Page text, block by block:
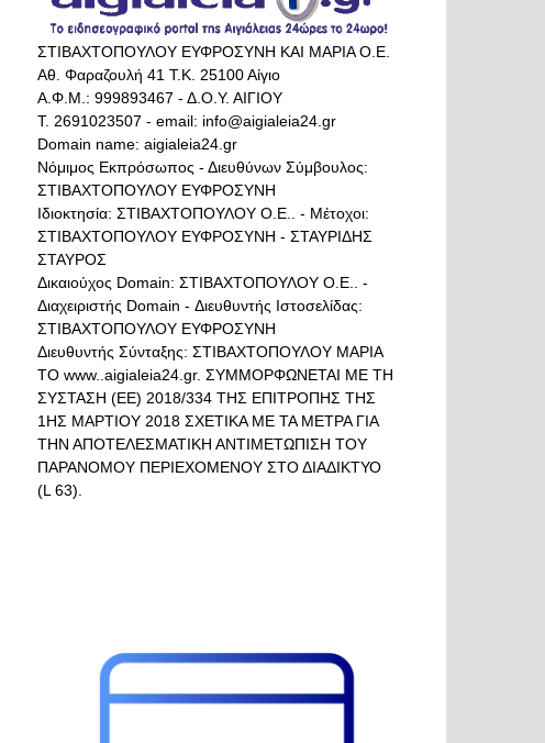
ΣΤΙΒΑΧΤΟΠΟΥΛΟΥ ΕΥΦΡΟΣΥΝΗ ΚΑΙ ΜΑΡΙΑ Ο.Ε.
Αθ. Φαραζουλή 41 Τ.Κ. 25100 Αίγιο
Α.Φ.Μ.: 999893467 - Δ.Ο.Υ. ΑΙΓΙΟΥ
Τ. 2691023507 - email: info@aigialeia24.gr
Domain name: aigialeia24.gr
Νόμιμος Εκπρόσωπος - Διευθύνων Σύμβουλος:
ΣΤΙΒΑΧΤΟΠΟΥΛΟΥ ΕΥΦΡΟΣΥΝΗ
Ιδιοκτησία: ΣΤΙΒΑΧΤΟΠΟΥΛΟΥ Ο.Ε.. - Μέτοχοι:
ΣΤΙΒΑΧΤΟΠΟΥΛΟΥ ΕΥΦΡΟΣΥΝΗ - ΣΤΑΥΡΙΔΗΣ
ΣΤΑΥΡΟΣ
Δικαιούχος Domain: ΣΤΙΒΑΧΤΟΠΟΥΛΟΥ Ο.Ε.. -
Διαχειριστής Domain - Διευθυντής Ιστοσελίδας:
ΣΤΙΒΑΧΤΟΠΟΥΛΟΥ ΕΥΦΡΟΣΥΝΗ
Διευθυντής Σύνταξης: ΣΤΙΒΑΧΤΟΠΟΥΛΟΥ ΜΑΡΙΑ
ΤΟ www..aigialeia24.gr. ΣΥΜΜΟΡΦΩΝΕΤΑΙ ΜΕ ΤΗ
ΣΥΣΤΑΣΗ (ΕΕ) 2018/334 ΤΗΣ ΕΠΙΤΡΟΠΗΣ ΤΗΣ
1ΗΣ ΜΑΡΤΙΟΥ 2018 ΣΧΕΤΙΚΑ ΜΕ ΤΑ ΜΕΤΡΑ ΓΙΑ
ΤΗΝ ΑΠΟΤΕΛΕΣΜΑΤΙΚΗ ΑΝΤΙΜΕΤΩΠΙΣΗ ΤΟΥ
ΠΑΡΑΝΟΜΟΥ ΠΕΡΙΕΧΟΜΕΝΟΥ ΣΤΟ ΔΙΑΔΙΚΤΥΟ
(L 63).